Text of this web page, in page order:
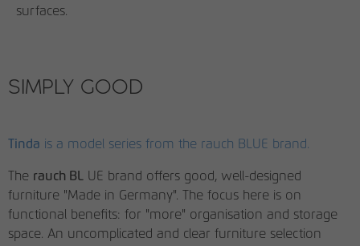
surfaces.
SIMPLY GOOD
Tinda is a model series from the rauch BLUE brand.
The rauch BL
UE brand offers good, well-designed
furniture "Made in Germany". The focus here is on
functional benefits: for "more" organisation and storage
space. An uncomplicated and clear furniture selection